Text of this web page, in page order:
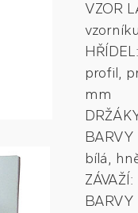
VZOR
profil,
mm
BARVY
bílá,
BARVY